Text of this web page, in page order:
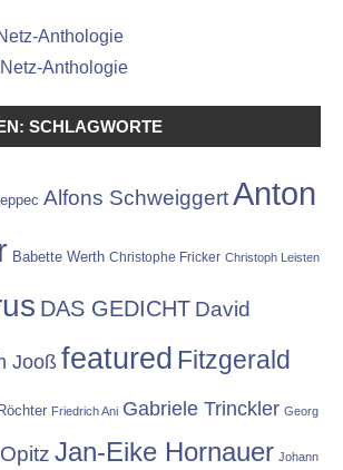
Anthologie
Anthologie
SCHLAGWORTE
Alfons SchweiggertAnton
Babette Werth Christophe Fricker Christoph Leisten
DAS GEDICHT David
Jooßfeatured Fitzgerald
Friedrich Ani Gabriele Trinckler Georg
Jan-Eike Hornauer Johann